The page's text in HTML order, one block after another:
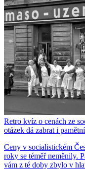
Retro kvíz o cenách ze
otázek dá zabrat i
Ceny v socialistickém
roky se téměř neměnily.
vám z té doby zbylo v